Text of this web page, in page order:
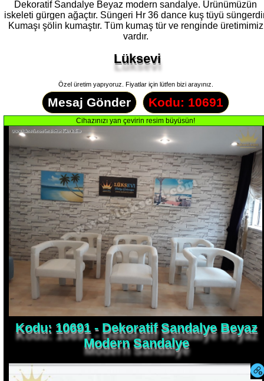
Dekoratif Sandalye Beyaz modern sandalye. Ürünümüzün
iskeleti gürgen ağaçtır. Süngeri Hr 36 dance kuş tüyü
Kumaşı şölin kumaştır. Tüm kumaş tür ve renginde üretimimiz
vardır.
Lüksevi
Özel üretim yapıyoruz. Fiyatlar için lütfen bizi arayınız.
Mesaj Gönder Kodu: 10691
Kodu: 10691 - Dekoratif Sandalye Beyaz
Modern Sandalye